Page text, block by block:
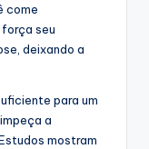
come
seu
deixando a
para um
a
mostram